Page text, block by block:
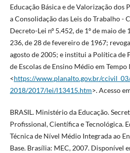
Educação Básica e de Valorização dos
a Consolidação das Leis do Trabalho -
Decreto-Lei nº 5.452, de 1º de maio de
236, de 28 de fevereiro de 1967;
agosto de 2005; e institui a Política de
de Escolas de Ensino Médio em
<https://www.planalto.gov.br/
2018/2017/lei/l13415.htm>. Acesso
BRASIL. Ministério da Educação.
Profissional, Científica e Tecnológica.
Técnica de Nível Médio Integrada ao
Base. Brasília: MEC, 2007. Disponível